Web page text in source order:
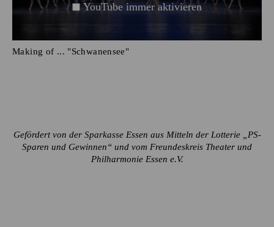
YouTube immer aktivieren
Making of ... "Schwanensee"
Gefördert von der Sparkasse Essen aus Mitteln der Lotterie „PS-
Sparen und Gewinnen“ und vom Freundeskreis Theater und
Philharmonie Essen e.V.